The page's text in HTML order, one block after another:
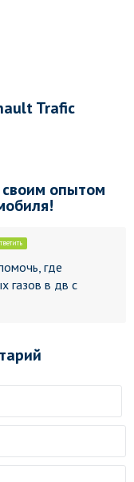
Trafic
опытом
где
газов в дв с